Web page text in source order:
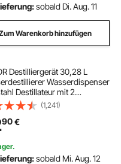
sobald Di. Aug. 11
Warenkorb hinzufügen
Destilliergerät 30,28 L
Wasserdispenser
Destillateur mit 2
Destiller
(1,241)
90€
sobald Mi. Aug. 12